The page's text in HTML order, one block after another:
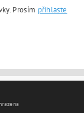
Prosím přihlaste